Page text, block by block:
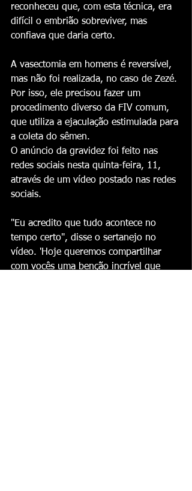
reconheceu que, com esta técnica, era
difícil o embrião sobreviver, mas
confiava que daria certo.
A vasectomia em homens é reversível,
mas não foi realizada, no caso de Zezé.
Por isso, ele precisou fazer um
procedimento diverso da FIV comum,
que utiliza a ejaculação estimulada para
a coleta do sêmen.
O anúncio da gravidez foi feito nas
redes sociais nesta quinta-feira, 11,
através de um vídeo postado nas redes
sociais.
"Eu acredito que tudo acontece no
tempo certo", disse o sertanejo no
vídeo. 'Hoje queremos compartilhar
com vocês uma benção incrível que